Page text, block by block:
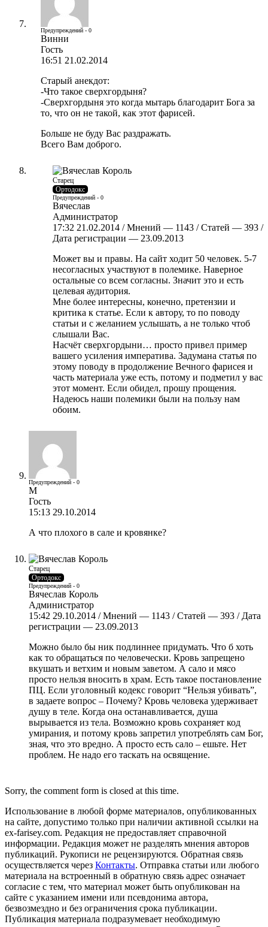
Предупреждений - 0
Винни
Гость
16:51 21.02.2014
Старый анекдот:
-Что такое сверхгордыня?
-Сверхгордыня это когда мытарь благодарит Бога за
то, что он не такой, как этот фарисей.
Больше не буду Вас раздражать.
Всего Вам доброго.
Старец
Ортодокс
Предупреждений - 0
Вячеслав
Администратор
17:32 21.02.2014 / Мнений — 1143 / Статей — 393 /
Дата регистрации — 23.09.2013
Может вы и правы. На сайт ходит 50 человек. 5-7
несогласных участвуют в полемике. Наверное
остальные со всем согласны. Значит это и есть
целевая аудитория.
Мне более интересны, конечно, претензии и
критика к статье. Если к автору, то по поводу
статьи и с желанием услышать, а не только чтоб
слышали Вас.
Насчёт сверхгордыни… просто привел пример
вашего усиления императива. Задумана статья по
этому поводу в продолжение Вечного фарисея и
часть материала уже есть, потому и подметил у вас
этот момент. Если обидел, прошу прощения.
Надеюсь наши полемики были на пользу нам
обоим.
Предупреждений - 0
M
Гость
15:13 29.10.2014
А что плохого в сале и кровянке?
Старец
Ортодокс
Предупреждений - 0
Вячеслав Король
Администратор
15:42 29.10.2014 / Мнений — 1143 / Статей — 393 / Дата
регистрации — 23.09.2013
Можно было бы ник подлиннее придумать. Что б хоть
как то обращаться по человечески. Кровь запрещено
вкушать и ветхим и новым заветом. А сало и мясо
просто нельзя вносить в храм. Есть такое постановление
ПЦ. Если уголовный кодекс говорит “Нельзя убивать”,
в задаете вопрос – Почему? Кровь человека удерживает
душу в теле. Когда она останавливается, душа
вырывается из тела. Возможно кровь сохраняет код
умирания, и потому кровь запретил употреблять сам Бог,
зная, что это вредно. А просто есть сало – ешьте. Нет
проблем. Не надо его таскать на освящение.
Sorry, the comment form is closed at this time.
Использование в любой форме материалов, опубликованных
на сайте, допустимо только при наличии активной ссылки на
ex-farisey.com. Редакция не предоставляет справочной
информации. Редакция может не разделять мнения авторов
публикаций. Рукописи не рецензируются. Обратная связь
осуществляется через Контакты. Отправка статьи или любого
материала на встроенный в обратную связь адрес означает
согласие с тем, что материал может быть опубликован на
сайте с указанием имени или псевдонима автора,
безвозмездно и без ограничения срока публикации.
Публикация материала подразумевает необходимую